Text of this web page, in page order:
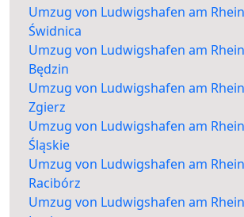
Umzug von Ludwigshafen am
Świdnica
Umzug von Ludwigshafen am
Będzin
Umzug von Ludwigshafen am
Zgierz
Umzug von Ludwigshafen am
Śląskie
Umzug von Ludwigshafen am
Racibórz
Umzug von Ludwigshafen am